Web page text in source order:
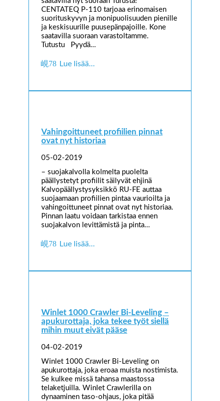
CENTATEQ P-110 tarjoaa erinomaisen
suorituskyvyn ja monipuolisuuden pienille
ja keskisuurille puusepänpajoille. Kone
saatavilla suoraan varastoltamme.
Tutustu Pyydä…
Lue lisää…
Vahingoittuneet profiilien pinnat
ovat nyt historiaa
05-02-2019
– suojakalvolla kolmelta puolelta
päällystetyt profiilit säilyvät ehjinä
Kalvopäällystysyksikkö RU-FE auttaa
suojaamaan profiilien pintaa vaurioilta ja
vahingoittuneet pinnat ovat nyt historiaa.
Pinnan laatu voidaan tarkistaa ennen
suojakalvon levittämistä ja pinta…
Lue lisää…
Winlet 1000 Crawler Bi-Leveling –
apukurottaja, joka tekee työt siellä
mihin muut eivät pääse
04-02-2019
Winlet 1000 Crawler Bi-Leveling on
apukurottaja, joka eroaa muista nostimista.
Se kulkee missä tahansa maastossa
telaketjuilla. Winlet Crawlerilla on
dynaaminen taso-ohjaus, joka pitää